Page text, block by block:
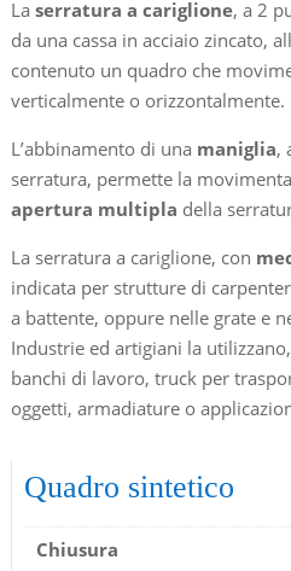
La serratura a cariglione, a 2
da una cassa in acciaio zincato,
contenuto un quadro che
verticalmente o orizzontalmente.
L’abbinamento di una maniglia,
serratura, permette la
apertura multipla della
La serratura a cariglione, con
indicata per strutture di
a battente, oppure nelle grate e
Industrie ed artigiani la
banchi di lavoro, truck per
oggetti, armadiature o
Quadro sintetico
Chiusura